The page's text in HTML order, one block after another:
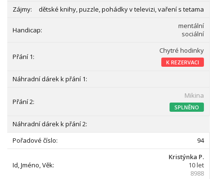
dětské knihy, puzzle, pohádky v televizi, vaření s tetama
mentální
sociální
Chytré hodinky
K REZERVACI
Mikina
SPLNĚNO
94
Kristýnka P.
10 let
8988